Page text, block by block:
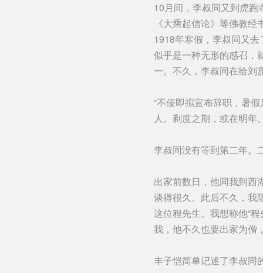
10月间，李叔同又到虎
《大乘起信论》等佛教
1918年寒假，李叔同又
似乎是一种无形的感召，
一。不久，李叔同在给刘
“不佞即拟宣布辞职，暑
人。剃度之期，或在明年
李叔同没有等到第二年。
出家前数日，他同我到西
谈得很久。此后不久，我
这位程先生。我想称他“
我，他不久也要出家为僧
丰子恺简单记述了李叔同